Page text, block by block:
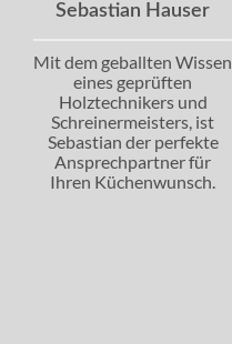
Sebastian Hauser
Mit dem geballten Wissen
eines geprüften
Holztechnikers und
Schreinermeisters, ist
Sebastian der perfekte
Ansprechpartner für
Ihren Küchenwunsch.